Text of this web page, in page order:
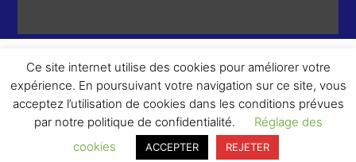
© 2026 – 2 ème Round – Tous droits réservés.
Ce site internet utilise des cookies pour améliorer votre
expérience. En poursuivant votre navigation sur ce site, vous
acceptez l’utilisation de cookies dans les conditions prévues
par notre politique de confidentialité.
Réglage des
cookies
ACCEPTER REJETER